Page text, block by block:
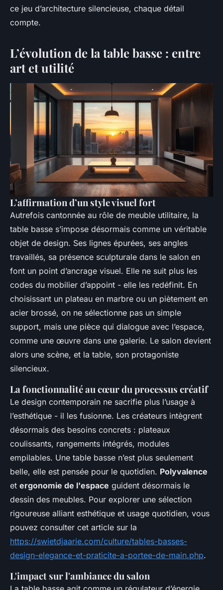
ce jeu d’architecture silencieuse, chaque détail
compte.
L’évolution de la table basse : entre
art et utilité
L’affirmation d’un style visuel fort
Autrefois cantonnée au rôle de meuble utilitaire, la
table basse s’impose désormais comme un véritable
objet de design. Ses lignes épurées, ses angles
travaillés, sa présence sculpturale dans le salon en
font un point d’ancrage visuel. Elle ne suit plus les
codes du mobilier d’appoint - elle les redéfinit. En
choisissant un plateau en marbre ou un piètement en
acier brossé, on ne sélectionne pas un simple
support, mais une pièce qui dialogue avec l’espace,
comme une œuvre dans une galerie. Le salon devient
alors une scène, et la table, son protagoniste
silencieux.
La fonctionnalité au cœur du processus créatif
Le design contemporain ne sacrifie plus l’usage à
l’esthétique - il les fusionne. Les créateurs intègrent
désormais des besoins concrets : plateaux
coulissants, rangements intégrés, modules
empilables. Une table basse n’est plus seulement
belle, elle est pensée pour le quotidien. Polyvalence
et ergonomie de l'espace guident désormais le
dessin des meubles. Pour explorer une sélection
rigoureuse alliant esthétique et usage quotidien, vous
pouvez consulter cet article sur la
https://swietdjaarie.com/culture/tables-basses-
design-elegance-et-praticite-a-portee-de-main.php.
L'impact sur l'ambiance du salon